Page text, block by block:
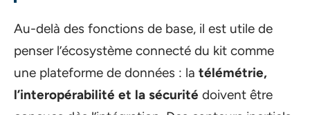
Au-delà des fonctions de base, il est utile de
penser l’écosystème connecté du kit comme
une plateforme de données : la télémétrie,
l’interopérabilité et la sécurité doivent être